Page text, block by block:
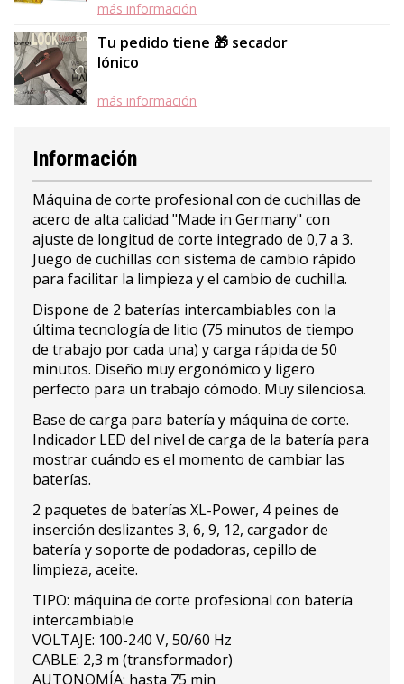
más información
Tu pedido tiene 🎁 secador
Iónico
más información
Información
Máquina de corte profesional con de cuchillas de
acero de alta calidad "Made in Germany" con
ajuste de longitud de corte integrado de 0,7 a 3.
Juego de cuchillas con sistema de cambio rápido
para facilitar la limpieza y el cambio de cuchilla.
Dispone de 2 baterías intercambiables con la
última tecnología de litio (75 minutos de tiempo
de trabajo por cada una) y carga rápida de 50
minutos. Diseño muy ergonómico y ligero
perfecto para un trabajo cómodo. Muy silenciosa.
Base de carga para batería y máquina de corte.
Indicador LED del nivel de carga de la batería para
mostrar cuándo es el momento de cambiar las
baterías.
2 paquetes de baterías XL-Power, 4 peines de
inserción deslizantes 3, 6, 9, 12, cargador de
batería y soporte de podadoras, cepillo de
limpieza, aceite.
TIPO: máquina de corte profesional con batería
intercambiable
VOLTAJE: 100-240 V, 50/60 Hz
CABLE: 2,3 m (transformador)
AUTONOMÍA: hasta 75 min